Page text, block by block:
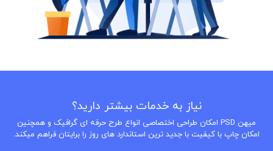
نیاز به خدمات بیشتر دارید؟
میهن PSD امکان طراحی اختصاصی انواع طرح حرفه ای گرافیک و همچنین
امکان چاپ با کیفیت با جدید ترین استاندارد های روز را برایتان فراهم میکند.